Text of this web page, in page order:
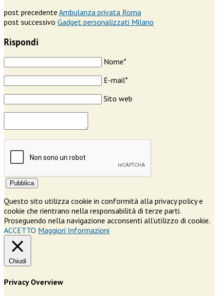
post precedente Ambulanza privata Roma
post successivo Gadget personalizzati Milano
Rispondi
Nome*
E-mail*
Sito web
Pubblica
Questo sito utilizza cookie in conformità alla privacy policy e
cookie che rientrano nella responsabilità di terze parti.
Proseguendo nella navigazione acconsenti all’utilizzo di cookie.
ACCETTO Maggiori Informazioni
Chiudi
Privacy Overview